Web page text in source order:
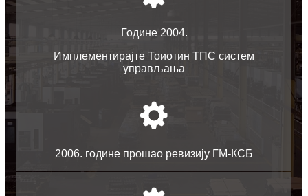
Године 2004.
Имплементирајте Тоиотин ТПС систем
управљања
2006. године прошао ревизију ГМ-КСБ